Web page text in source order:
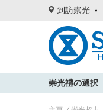
到訪崇光
崇光禮の選択